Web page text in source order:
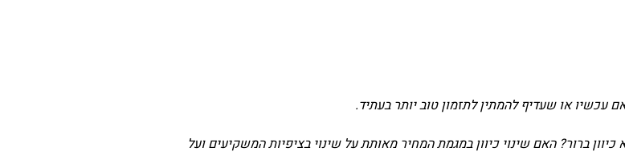
או שעדיף להמתין לתזמון טוב יותר בעתיד.
ברור? האם שינוי כיוון במגמת המחיר מאותת על שינוי בציפיות המשקיעים ועל